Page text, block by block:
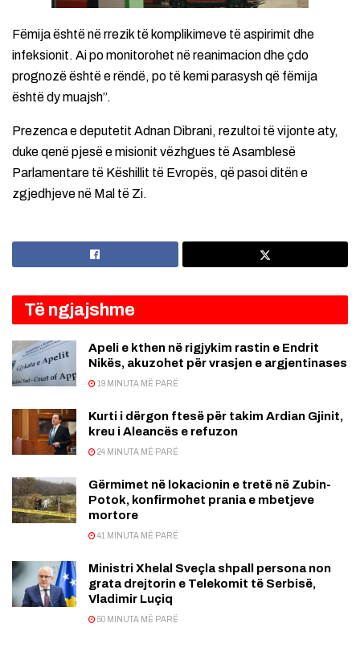
Fëmija është në rrezik të komplikimeve të aspirimit dhe
infeksionit. Ai po monitorohet në reanimacion dhe çdo
prognozë është e rëndë, po të kemi parasysh që fëmija
është dy muajsh”.
Prezenca e deputetit Adnan Dibrani, rezultoi të vijonte aty,
duke qenë pjesë e misionit vëzhgues të Asamblesë
Parlamentare të Këshillit të Evropës, që pasoi ditën e
zgjedhjeve në Mal të Zi.
Të ngjajshme
Apeli e kthen në rigjykim rastin e Endrit
Nikës, akuzohet për vrasjen e argjentinases
19 MINUTA MË PARË
Kurti i dërgon ftesë për takim Ardian Gjinit,
kreu i Aleancës e refuzon
24 MINUTA MË PARË
Gërmimet në lokacionin e tretë në Zubin-
Potok, konfirmohet prania e mbetjeve
mortore
41 MINUTA MË PARË
Ministri Xhelal Sveçla shpall persona non
grata drejtorin e Telekomit të Serbisë,
Vladimir Luçiq
50 MINUTA MË PARË